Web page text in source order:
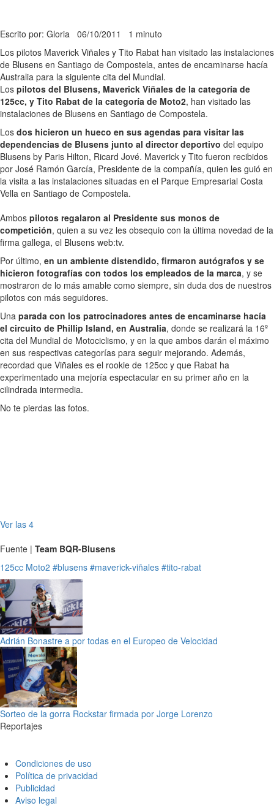
Escrito por: Gloria 06/10/2011 1 minuto
Los pilotos Maverick Viñales y Tito Rabat han visitado las instalaciones
de Blusens en Santiago de Compostela, antes de encaminarse hacía
Australia para la siguiente cita del Mundial.
Los pilotos del Blusens, Maverick Viñales de la categoría de
125cc, y Tito Rabat de la categoría de Moto2, han visitado las
instalaciones de Blusens en Santiago de Compostela.
Los dos hicieron un hueco en sus agendas para visitar las
dependencias de Blusens junto al director deportivo del equipo
Blusens by Paris Hilton, Ricard Jové. Maverick y Tito fueron recibidos
por José Ramón García, Presidente de la compañía, quien les guió en
la visita a las instalaciones situadas en el Parque Empresarial Costa
Vella en Santiago de Compostela.
Ambos pilotos regalaron al Presidente sus monos de
competición, quien a su vez les obsequio con la última novedad de la
firma gallega, el Blusens web:tv.
Por último, en un ambiente distendido, firmaron autógrafos y se
hicieron fotografías con todos los empleados de la marca, y se
mostraron de lo más amable como siempre, sin duda dos de nuestros
pilotos con más seguidores.
Una parada con los patrocinadores antes de encaminarse hacía
el circuito de Phillip Island, en Australia, donde se realizará la 16º
cita del Mundial de Motociclismo, y en la que ambos darán el máximo
en sus respectivas categorías para seguir mejorando. Además,
recordad que Viñales es el rookie de 125cc y que Rabat ha
experimentado una mejoría espectacular en su primer año en la
cilindrada intermedia.
No te pierdas las fotos.
Ver las 4
Fuente | Team BQR-Blusens
125cc Moto2 #blusens #maverick-viñales #tito-rabat
Adrián Bonastre a por todas en el Europeo de Velocidad
Sorteo de la gorra Rockstar firmada por Jorge Lorenzo
Reportajes
Condiciones de uso
Política de privacidad
Publicidad
Aviso legal